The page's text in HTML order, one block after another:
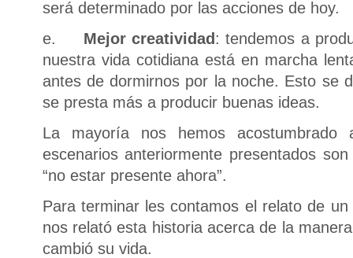
será determinado por las acciones de hoy.
e. Mejor creatividad: tendemos a
nuestra vida cotidiana está en marcha
antes de dormirnos por la noche. Esto se
se presta más a producir buenas ideas.
La mayoría nos hemos
escenarios anteriormente presentados
“no estar presente ahora”.
Para terminar les contamos el relato de
nos relató esta historia acerca de la
cambió su vida.